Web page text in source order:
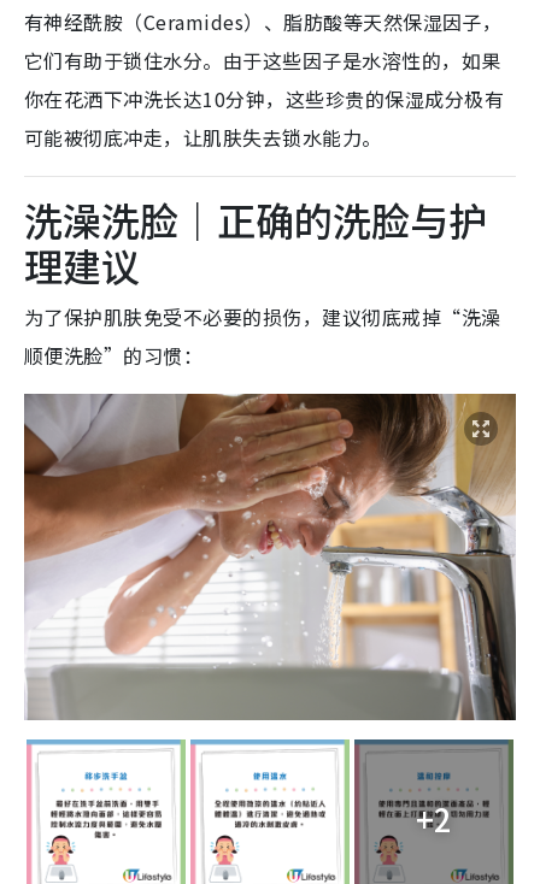
有神经酰胺（Ceramides）、脂肪酸等天然保湿因子，
它们有助于锁住水分。由于这些因子是水溶性的，如果
你在花洒下冲洗长达10分钟，这些珍贵的保湿成分极有
可能被彻底冲走，让肌肤失去锁水能力。
洗澡洗脸｜正确的洗脸与护
理建议
为了保护肌肤免受不必要的损伤，建议彻底戒掉“洗澡
顺便洗脸”的习惯：
+2